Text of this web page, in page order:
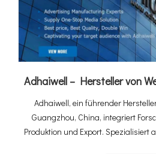
Adhaiwell, ein führender
Guangzhou, China, integriert
Produktion und Export. Spezialisiert